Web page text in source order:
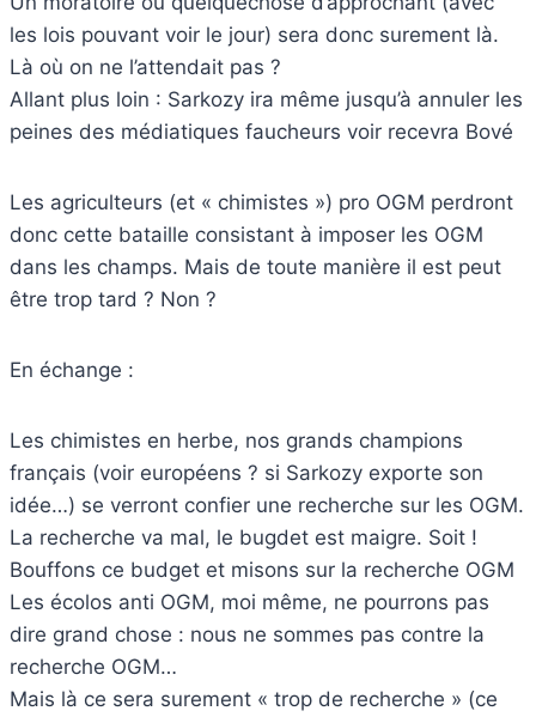
les lois pouvant voir le jour) sera donc surement là.
Là où on ne l’attendait pas ?
Allant plus loin : Sarkozy ira même jusqu’à annuler les
peines des médiatiques faucheurs voir recevra Bové
Les agriculteurs (et « chimistes ») pro OGM perdront
donc cette bataille consistant à imposer les OGM
dans les champs. Mais de toute manière il est peut
être trop tard ? Non ?
En échange :
Les chimistes en herbe, nos grands champions
français (voir européens ? si Sarkozy exporte son
idée…) se verront confier une recherche sur les OGM.
La recherche va mal, le bugdet est maigre. Soit !
Bouffons ce budget et misons sur la recherche OGM
Les écolos anti OGM, moi même, ne pourrons pas
dire grand chose : nous ne sommes pas contre la
recherche OGM…
Mais là ce sera surement « trop de recherche » (ce